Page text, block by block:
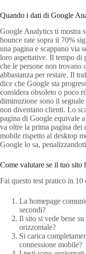
Quando i dati di Google
Google Analytics ti mostra
bounce rate sopra il 70%
una pagina e scappano via
loro aspettative. Il tempo di
che le persone non trovano
abbastanza per restare. Il
dice che Google sta
considera obsoleto o poco
diminuzione sono il
non diventano clienti. Lo
pagina di Google equivale
va oltre la prima pagina dei
mobile rispetto al desktop
Google lo sa,
Come valutare se il tuo sito
Fai questo test pratico in
La homepage
secondi?
Il sito si vede bene
orizzontale?
Si carica
connessione mobile?